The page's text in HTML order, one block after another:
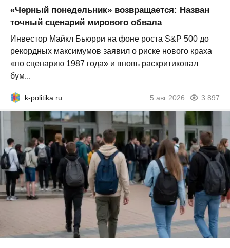
«Черный понедельник» возвращается: Назван
точный сценарий мирового обвала
Инвестор Майкл Бьюрри на фоне роста S&P 500 до
рекордных максимумов заявил о риске нового краха
«по сценарию 1987 года» и вновь раскритиковал
бум...
k-politika.ru 5 авг 2026 3 897